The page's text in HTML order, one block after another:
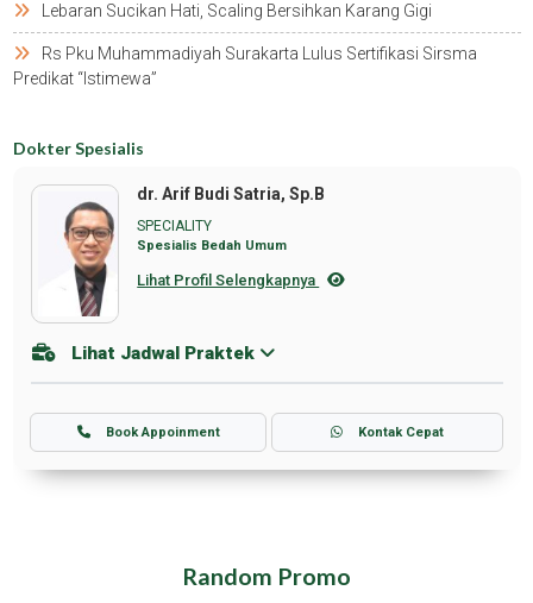
Lebaran Sucikan Hati, Scaling Bersihkan Karang Gigi
Rs Pku Muhammadiyah Surakarta Lulus Sertifikasi Sirsma
Predikat “istimewa”
Dokter Spesialis
dr. Arif Budi Satria, Sp.B
SPECIALITY
Spesialis Bedah Umum
Lihat Profil Selengkapnya
Lihat Jadwal Praktek
Book Appoinment Kontak Cepat
Random Promo